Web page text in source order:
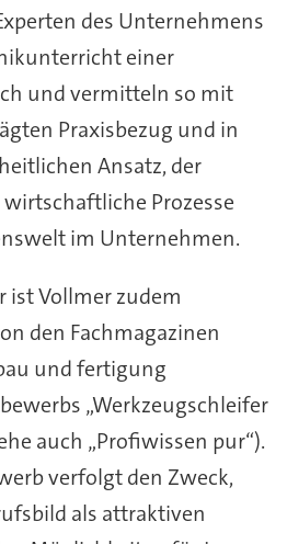
des Unternehmens
einer
und vermitteln so mit
Praxisbezug und in
Ansatz, der
Prozesse
im Unternehmen.
ist Vollmer zudem
den Fachmagazinen
und fertigung
„Werkzeugschleifer
auch „Profiwissen pur“).
verfolgt den Zweck,
als attraktiven